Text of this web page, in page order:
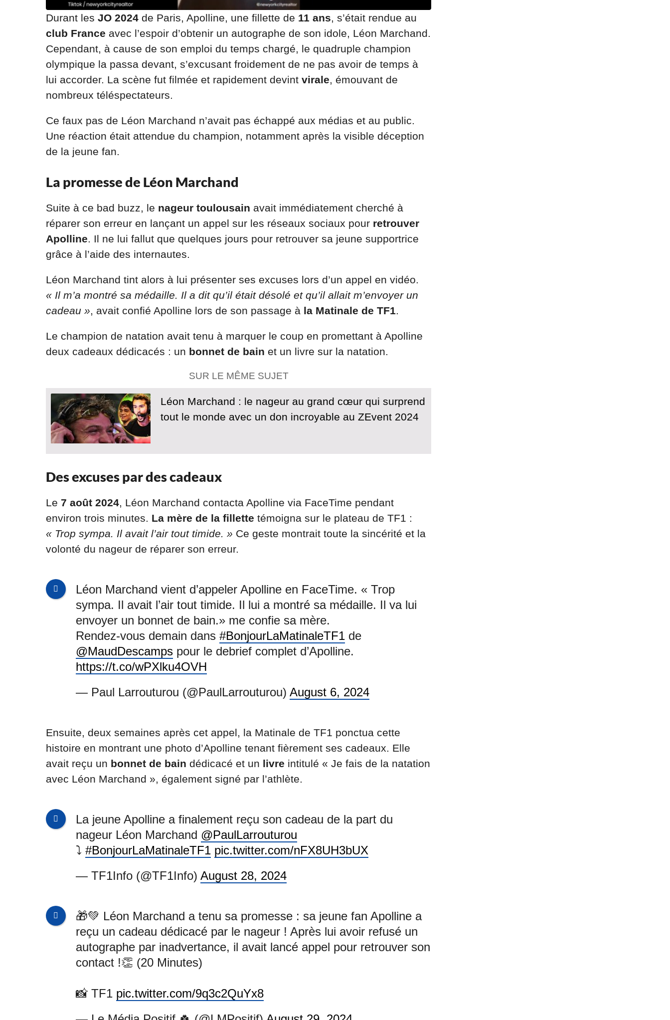
Durant les JO 2024 de Paris, Apolline, une fillette de 11 ans , s’était rendue au
club France avec l’espoir d’obtenir un autographe de son idole, Léon Marchand.
Cependant, à cause de son emploi du temps chargé, le quadruple champion
olympique la passa devant, s’excusant froidement de ne pas avoir de temps à
lui accorder. La scène fut filmée et rapidement devint virale , émouvant de
nombreux téléspectateurs.
Ce faux pas de Léon Marchand n’avait pas échappé aux médias et au public.
Une réaction était attendue du champion, notamment après la visible déception
de la jeune fan.
La promesse de Léon Marchand
Suite à ce bad buzz, le nageur toulousain avait immédiatement cherché à
réparer son erreur en lançant un appel sur les réseaux sociaux pour retrouver
Apolline . Il ne lui fallut que quelques jours pour retrouver sa jeune supportrice
grâce à l’aide des internautes.
Léon Marchand tint alors à lui présenter ses excuses lors d’un appel en vidéo.
« Il m’a montré sa médaille. Il a dit qu’il était désolé et qu’il allait m’envoyer un
cadeau » , avait confié Apolline lors de son passage à la Matinale de TF1
Le champion de natation avait tenu à marquer le coup en promettant à Apolline
deux cadeaux dédicacés : un bonnet de bain et un livre sur la natation.
SUR LE MÊME SUJET
Léon Marchand : le nageur au grand cœur qui surprend
tout le monde avec un don incroyable au ZEvent 2024
Des excuses par des cadeaux
Le 7 août 2024 , Léon Marchand contacta Apolline via FaceTime pendant
environ trois minutes. La mère de la fillette témoigna sur le plateau de TF1 :
« Trop sympa. Il avait l’air tout timide. » Ce geste montrait toute la sincérité et la
volonté du nageur de réparer son erreur.
Léon Marchand vient d’appeler Apolline en FaceTime. « Trop
sympa. Il avait l’air tout timide. Il lui a montré sa médaille. Il va lui
envoyer un bonnet de bain.» me confie sa mère.
Rendez-vous demain dans #BonjourLaMatinaleTF1 de
@MaudDescamps pour le debrief complet d’Apolline.
https://t.co/wPXlku4OVH
— Paul Larrouturou (@PaulLarrouturou) August 6, 2024
Ensuite, deux semaines après cet appel, la Matinale de TF1 ponctua cette
histoire en montrant une photo d’Apolline tenant fièrement ses cadeaux. Elle
avait reçu un bonnet de bain dédicacé et un livre intitulé « Je fais de la natation
avec Léon Marchand », également signé par l’athlète.
La jeune Apolline a finalement reçu son cadeau de la part du
nageur Léon Marchand @PaulLarrouturou
⤵️ #BonjourLaMatinaleTF1 pic.twitter.com/nFX8UH3bUX
— TF1Info (@TF1Info) August 28, 2024
🎁💚 Léon Marchand a tenu sa promesse : sa jeune fan Apolline a
reçu un cadeau dédicacé par le nageur ! Après lui avoir refusé un
autographe par inadvertance, il avait lancé appel pour retrouver son
contact !👏 (20 Minutes)
📸 TF1 pic.twitter.com/9q3c2QuYx8